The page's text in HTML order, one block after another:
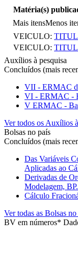
Matéria(s)
Mais itensMenos
VEICULO:
VEICULO:
Auxílios à pesquisa
Concluídos (mais
VII - ERMAC
VI - ERMAC -
V ERMAC -
Ver todos os Auxílios
Bolsas no país
Concluídos (mais
Das Variáveis
Aplicadas ao
Derivadas de
Modelagem,
Cálculo
Ver todas as Bolsas
BV em números*